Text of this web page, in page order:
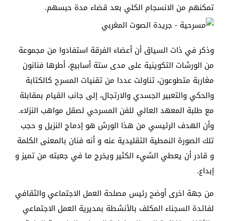
تمكنهم من الانسجام الكلي بعد قضاء مدة حبسهم.
وذكر في ذات السياق أن أعضاء الفرقة استفادوا من مجموعة
من الورشات التكوينية على مدى ستة أسابيع، أطرها فنانون
مغاربة متطوعون، تناولت عددا من تقنيات المسرح كالكتابة
والحكي والتعبير الجسدي والارتجال، إلى جانب القيام بمقابلة
مع طلبة المعهد العالي للفن المسرحي لصقل مواهب النزلاء.
وأن الهدف الرئيسي من هذا الورش هو إدماج النزيل و حجب
تلك الصورة النمطية التقليدية عنه و أنه فنان بالمعنى الكلمة
و قادر أن يعطي الشيء الكثير ويخرج ما في جعبته من تميز و
إبداع.
من جهة اخرى أوضح رئيس مصلحة العمل الاجتماعي والثقافي
لفائدة السجناء المكلف بالأنشطة بمديرية العمل الاجتماعي